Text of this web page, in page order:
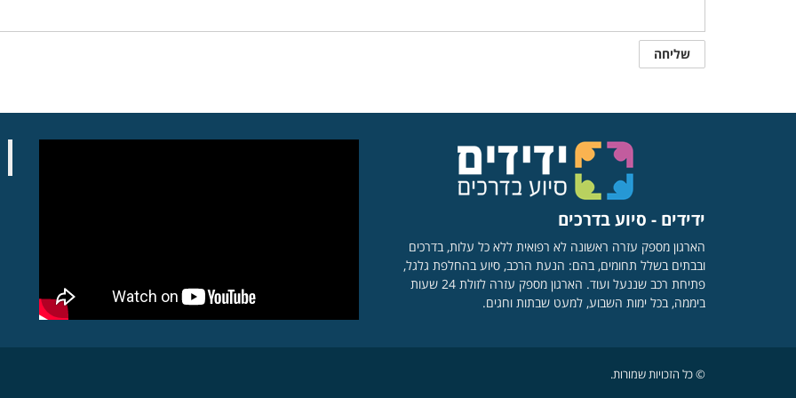
ידידים - סיוע בדרכים
הארגון מספק עזרה ראשונה לא רפואית ללא כל עלות, בדרכים
ובבתים בשלל תחומים, בהם: הנעת הרכב, סיוע בהחלפת גלגל,
פתיחת רכב שננעל ועוד. הארגון מספק עזרה לזולת 24 שעות
ביממה, בכל ימות השבוע, למעט שבתות וחגים.
© כל הזכויות שמורות.